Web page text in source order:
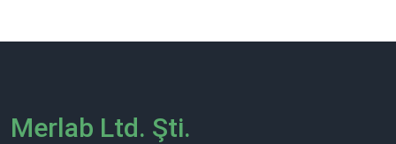
Merlab Ltd. Şti.